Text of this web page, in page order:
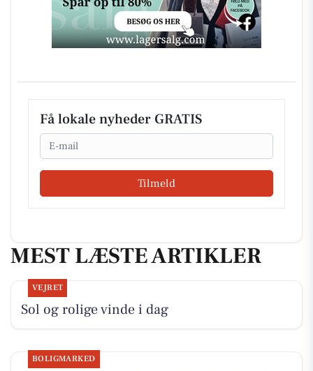
Få lokale nyheder GRATIS
Email
Tilmeld
MEST LÆSTE ARTIKLER
VEJRET
Sol og rolige vinde i dag
BOLIGMARKED